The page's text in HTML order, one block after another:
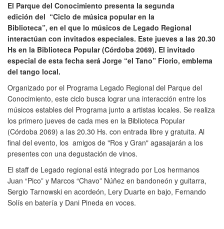
El Parque del Conocimiento presenta la segunda
edición del “Ciclo de música popular en la
Biblioteca”, en el que lo músicos de Legado Regional
interactúan con invitados especiales. Este jueves a las 20.30
Hs en la Biblioteca Popular (Córdoba 2069). El invitado
especial de esta fecha será Jorge “el Tano” Fiorio, emblema
del tango local.
Organizado por el Programa Legado Regional del Parque del
Conocimiento, este ciclo busca lograr una interacción entre los
músicos estables del Programa junto a artistas locales. Se realiza
los primero jueves de cada mes en la Biblioteca Popular
(Córdoba 2069) a las 20.30 Hs. con entrada libre y gratuita. Al
final del evento, los amigos de "Ros y Gran" agasajarán a los
presentes con una degustación de vinos.
El staff de Legado regional está integrado por Los hermanos
Juan “Pico” y Marcos “Chavo” Núñez en bandoneón y guitarra,
Sergio Tarnowski en acordeón, Lery Duarte en bajo, Fernando
Solís en batería y Dani Pineda en voces.